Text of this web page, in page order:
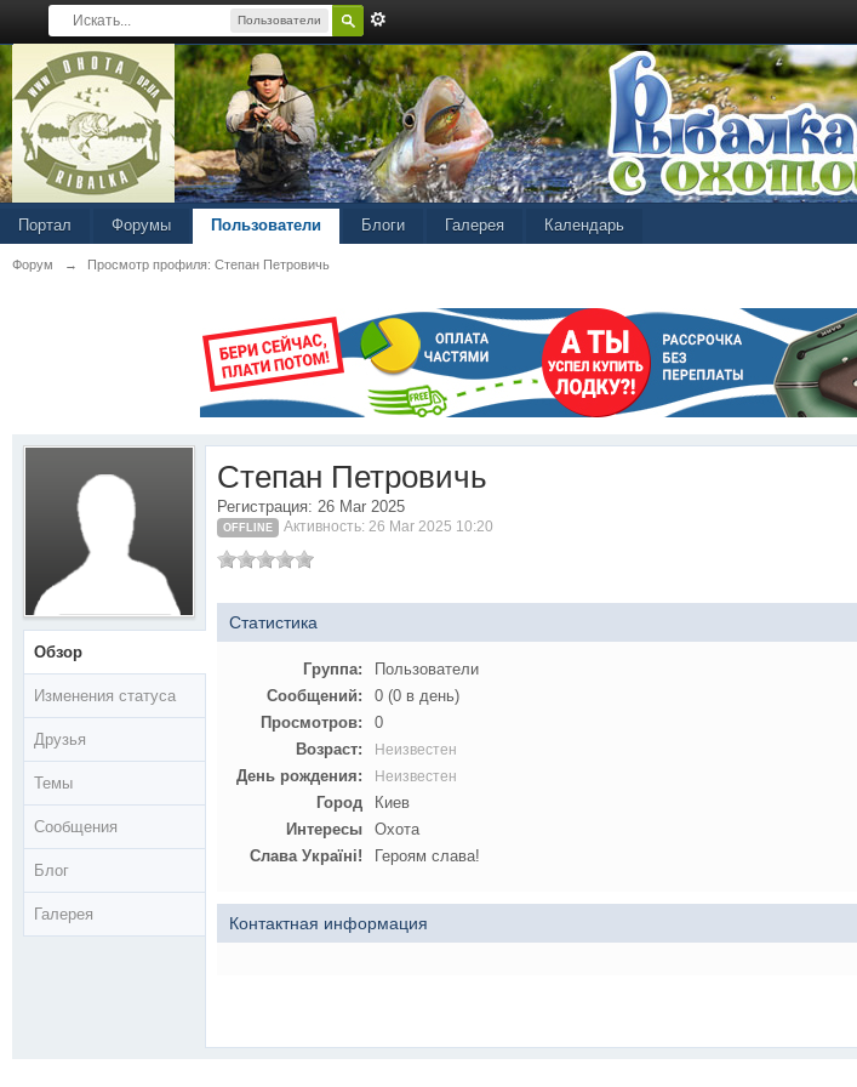
Пользователи
Портал Форумы Пользователи Блоги Галерея Календарь
Форум → Просмотр профиля: Степан Петровичь
Обзор
Изменения статуса
Друзья
Темы
Сообщения
Блог
Галерея
Степан Петровичь
Регистрация: 26 Mar 2025
OFFLINE Активность: 26 Mar 2025 10:20
Статистика
Группа:
Пользователи
Сообщений:
0 (0 в день)
Просмотров:
0
Возраст:
Неизвестен
День рождения: Неизвестен
Город
Киев
Интересы
Охота
Слава Україні!
Героям слава!
Контактная информация